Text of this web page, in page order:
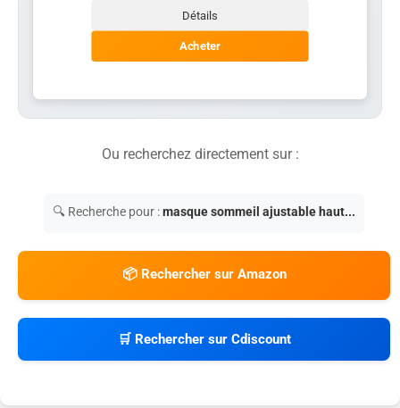
Détails
Acheter
Ou recherchez directement sur :
🔍 Recherche pour :masque sommeil ajustable haut...
📦 Rechercher sur Amazon
🛒 Rechercher sur Cdiscount